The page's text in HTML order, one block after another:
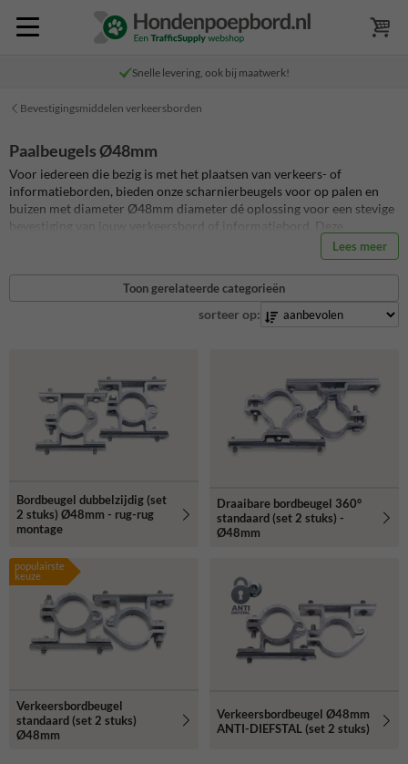
Snelle levering, ook bij maatwerk!
Bevestigingsmiddelen verkeersborden
Paalbeugels Ø48mm
Voor iedereen die bezig is met het plaatsen van verkeers- of
informatieborden, bieden onze scharnierbeugels voor op palen en
buizen met diameter Ø48mm diameter dé oplossing voor een stevige
bevestiging van jouw verkeersbord of informatiebord. Deze
scharnierbeugels en robuuste verzinkt stalen klemplaten, is specifiek
ontworpen voor een solide montage van verkeersborden met een
dubbel omgezette rand. Naast de standaard verkeersbordbeugel set
48mm hebben we ook een anti-diefstal variant, dubbelzijdige variant
Lees meer
Toon gerelateerde categorieën
sorteer op:
Bordbeugel dubbelzijdig (set
2 stuks) Ø48mm - rug-rug
montage
Draaibare bordbeugel 360°
standaard (set 2 stuks) -
Ø48mm
populairste
keuze
Verkeersbordbeugel
standaard (set 2 stuks)
Ø48mm
Verkeersbordbeugel Ø48mm
ANTI-DIEFSTAL (set 2 stuks)